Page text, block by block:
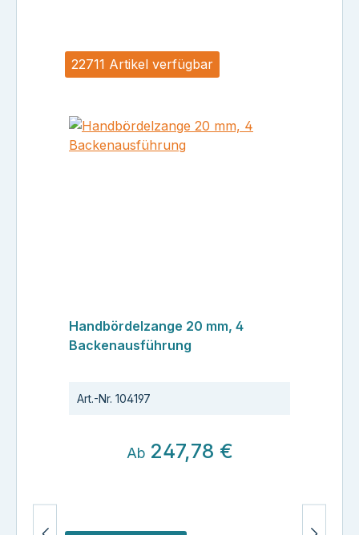
22711 Artikel verfügbar
Handbördelzange 20 mm, 4
Backenausführung
Art.-Nr. 104197
Ab 247,78 €